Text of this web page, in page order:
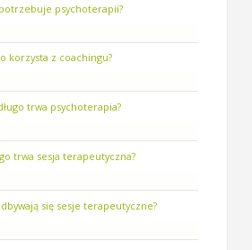
psychoterapii?
korzysta z coachingu?
trwa psychoterapia?
trwa sesja terapeutyczna?
się sesje terapeutyczne?